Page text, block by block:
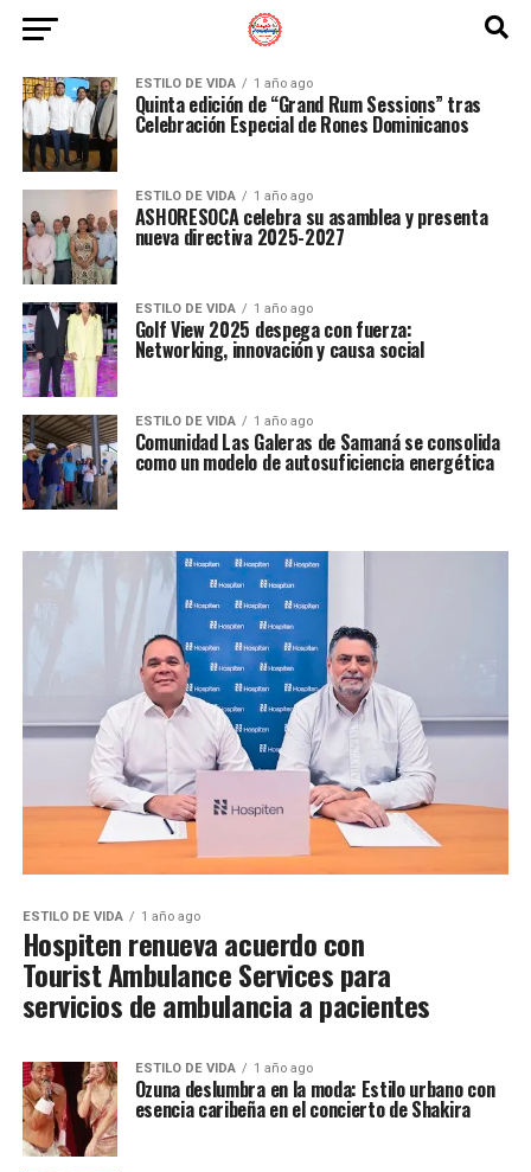
ESTILO DE VIDA 1 año ago
Quinta edición de “Grand Rum Sessions” tras
Celebración Especial de Rones Dominicanos
ESTILO DE VIDA 1 año ago
ASHORESOCA celebra su asamblea y presenta
nueva directiva 2025-2027
ESTILO DE VIDA 1 año ago
Golf View 2025 despega con fuerza:
Networking, innovación y causa social
ESTILO DE VIDA 1 año ago
Comunidad Las Galeras de Samaná se consolida
como un modelo de autosuficiencia energética
ESTILO DE VIDA 1 año ago
Hospiten renueva acuerdo con
Tourist Ambulance Services para
servicios de ambulancia a pacientes
ESTILO DE VIDA 1 año ago
Ozuna deslumbra en la moda: Estilo urbano con
esencia caribeña en el concierto de Shakira